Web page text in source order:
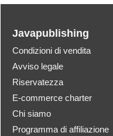
Javapublishing
Condizioni di vendita
Avviso legale
Riservatezza
E-commerce charter
Chi siamo
Programma di affiliazione